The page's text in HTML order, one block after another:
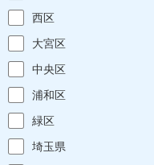
西区
大宮区
中央区
浦和区
緑区
埼玉県